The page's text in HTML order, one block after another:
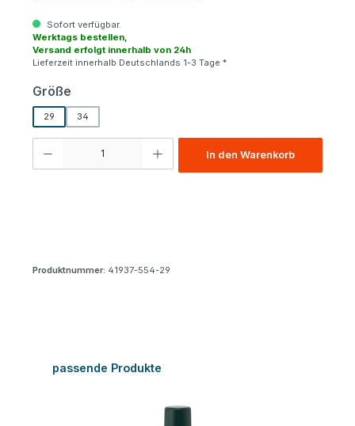
Sofort verfügbar.
Werktags bestellen,
Versand erfolgt innerhalb von 24h
Lieferzeit innerhalb Deutschlands 1-3 Tage *
Größe
29 34
Produkt Anzahl: Gib den gewünschten Wert ein oder benutze die
In den Warenkorb
Produktnummer: 41937-554-29
Produktgalerie überspringen
passende Produkte